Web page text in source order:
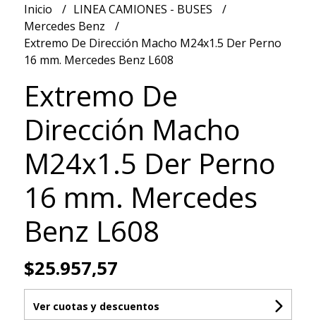
Inicio
LINEA CAMIONES - BUSES
Mercedes Benz
Extremo De Dirección Macho M24x1.5 Der Perno
16 mm. Mercedes Benz L608
Extremo De
Dirección Macho
M24x1.5 Der Perno
16 mm. Mercedes
Benz L608
$25.957,57
Ver cuotas y descuentos